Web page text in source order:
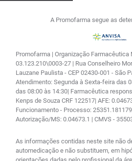
A Promofarma segue as
Promofarma | Organização Farmacêutica
03.123.210\0003-27 | Rua Conselheiro
Lauzane Paulista - CEP 02430-001 - São
Atendimento: Segunda à Sexta-feira das
das 08:00 às 14:30| Farmacêutica
Kenps de Souza CRF 122517| AFE:
Funcionamento - Processo:
Autorização/MS: 0.04673.1 | CMVS -
As informações contidas neste site não
automedicação e não substituem, em